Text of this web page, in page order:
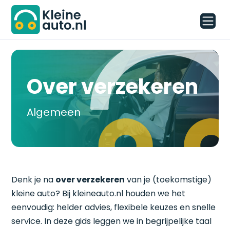
Over verzekeren
Algemeen
Denk je na over verzekeren van je (toekomstige)
kleine auto? Bij kleineauto.nl houden we het
eenvoudig: helder advies, flexibele keuzes en snelle
service. In deze gids leggen we in begrijpelijke taal